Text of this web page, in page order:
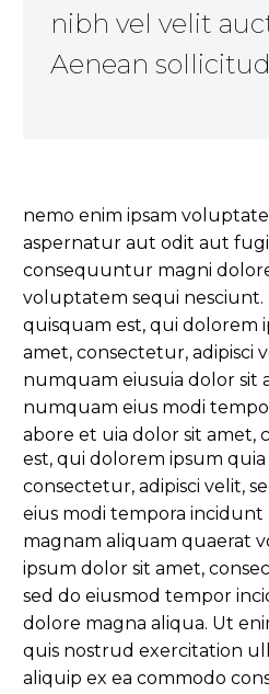
nibh vel velit
Aenean
nemo enim ipsam
aspernatur aut odit aut
consequuntur magni
voluptatem sequi
quisquam est, qui dolorem
amet, consectetur, adipisci
numquam eiusuia dolor sit
numquam eius modi
abore et uia dolor sit amet,
est, qui dolorem ipsum
consectetur, adipisci velit,
eius modi tempora
magnam aliquam quaerat
ipsum dolor sit amet,
sed do eiusmod tempor
dolore magna aliqua. Ut
quis nostrud exercitation
aliquip ex ea commodo